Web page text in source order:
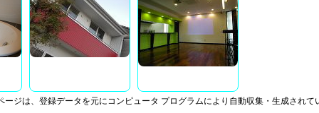
ジは、登録データを元にコンピュータ プログラムにより自動収集・生成されて